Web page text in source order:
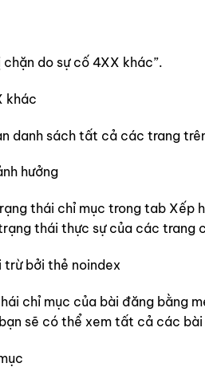
do sự cố 4XX khác”.
khác
danh sách tất cả các trang
hưởng
thái chỉ mục trong tab
thái thực sự của các trang
trừ bởi thẻ noindex
chỉ mục của bài đăng bằng
sẽ có thể xem tất cả các